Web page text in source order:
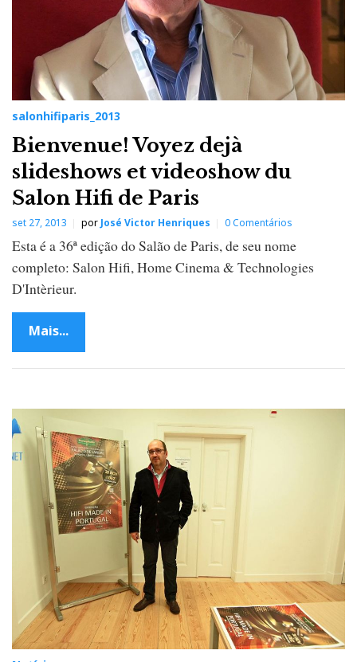
salonhifiparis_2013
Bienvenue! Voyez dejà
slideshows et videoshow du
Salon Hifi de Paris
set 27, 2013 por José Victor Henriques 0 Comentários
Esta é a 36ª edição do Salão de Paris, de seu nome
completo: Salon Hifi, Home Cinema & Technologies
D'Intèrieur.
Mais...